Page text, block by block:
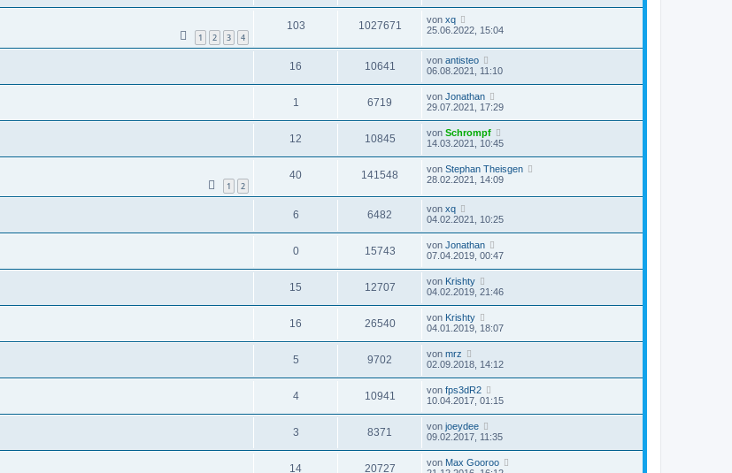
1 2 3 4
103 1027671 von xq
25.06.2022, 15:04
16 10641 von antisteo
06.08.2021, 11:10
1 6719 von Jonathan
29.07.2021, 17:29
12 10845 von Schrompf
14.03.2021, 10:45
1 2
40 141548 von Stephan Theisgen
28.02.2021, 14:09
6 6482 von xq
04.02.2021, 10:25
0 15743 von Jonathan
07.04.2019, 00:47
15 12707 von Krishty
04.02.2019, 21:46
16 26540 von Krishty
04.01.2019, 18:07
5 9702 von mrz
02.09.2018, 14:12
4 10941 von fps3dR2
10.04.2017, 01:15
3 8371 von joeydee
09.02.2017, 11:35
14 20727 von Max Gooroo